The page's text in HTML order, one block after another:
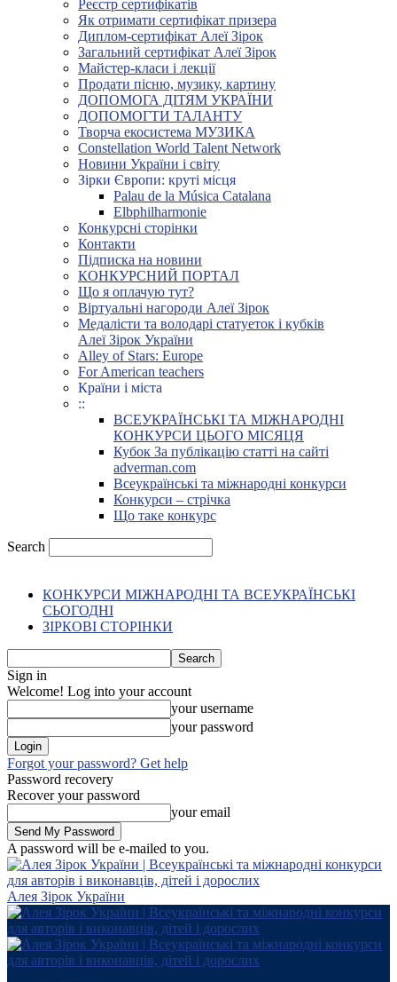
Реєстр сертифікатів
Як отримати сертифікат призера
Диплом-сертифікат Алеї Зірок
Загальний сертифікат Алеї Зірок
Майстер-класи і лекції
Продати пісню, музику, картину
ДОПОМОГА ДІТЯМ УКРАЇНИ
ДОПОМОГТИ ТАЛАНТУ
Творча екосистема МУЗИКА
Constellation World Talent Network
Новини України і світу
Зірки Європи: круті місця
Palau de la Música Catalana
Elbphilharmonie
Конкурсні сторінки
Контакти
Підписка на новини
КОНКУРСНИЙ ПОРТАЛ
Що я оплачую тут?
Віртуальні нагороди Алеї Зірок
Медалісти та володарі статуеток і кубків
Алеї Зірок України
Alley of Stars: Europe
For American teachers
Країни і міста
::
ВСЕУКРАЇНСЬКІ ТА МІЖНАРОДНІ
КОНКУРСИ ЦЬОГО МІСЯЦЯ
Кубок За публікацію статті на сайті
adverman.com
Всеукраїнські та міжнародні конкурси
Конкурси – стрічка
Що таке конкурс
Search
КОНКУРСИ МІЖНАРОДНІ ТА ВСЕУКРАЇНСЬКІ
СЬОГОДНІ
ЗІРКОВІ СТОРІНКИ
Sign in
Welcome! Log into your account
your username
your password
Forgot your password? Get help
Password recovery
Recover your password
your email
A password will be e-mailed to you.
Алея Зірок України